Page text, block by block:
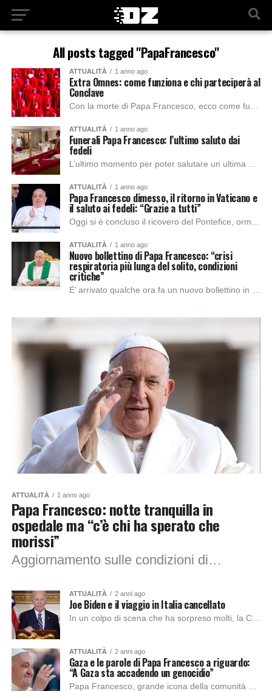
All posts tagged "PapaFrancesco"
ATTUALITÀ 1 anno ago
Extra Omnes: come funziona e chi parteciperà al
Conclave
ATTUALITÀ 1 anno ago
Funerali Papa Francesco: l’ultimo saluto dai
fedeli
ATTUALITÀ 1 anno ago
Papa Francesco dimesso, il ritorno in Vaticano e
il saluto ai fedeli: “Grazie a tutti”
ATTUALITÀ 1 anno ago
Nuovo bollettino di Papa Francesco: “crisi
respiratoria più lunga del solito, condizioni
critiche”
ATTUALITÀ 1 anno ago
Papa Francesco: notte tranquilla in
ospedale ma “c’è chi ha sperato che
morissi”
Aggiornamento sulle condizioni di salute del pontefice: dopo la diagnosi di polmonite bilaterale, il Vaticano ha diffuso un nuovo aggiornamento del Papa tramite bollettino dichiarando le...
ATTUALITÀ 2 anni ago
Joe Biden e il viaggio in Italia cancellato
In un colpo di scena che ha sorpreso molti, la Casa Bianca ha annunciato che il presidente degli Stati Uniti Joe Biden ha cancellato il suo...
ATTUALITÀ 2 anni ago
Gaza e le parole di Papa Francesco a riguardo:
“A Gaza sta accadendo un genocidio”